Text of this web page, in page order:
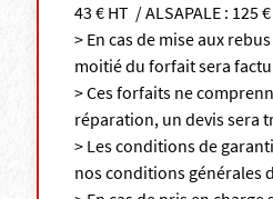
43 € HT / ALSAPALE : 125
> En cas de mise aux
moitié du forfait sera
> Ces forfaits ne
réparation, un devis sera
> Les conditions de
nos conditions générales